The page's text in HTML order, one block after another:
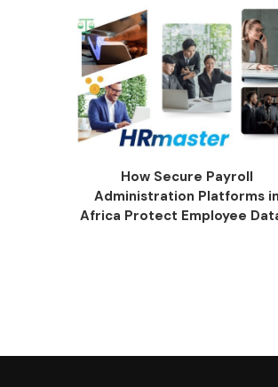
How Secure Payroll
Administration Platforms in
Africa Protect Employee